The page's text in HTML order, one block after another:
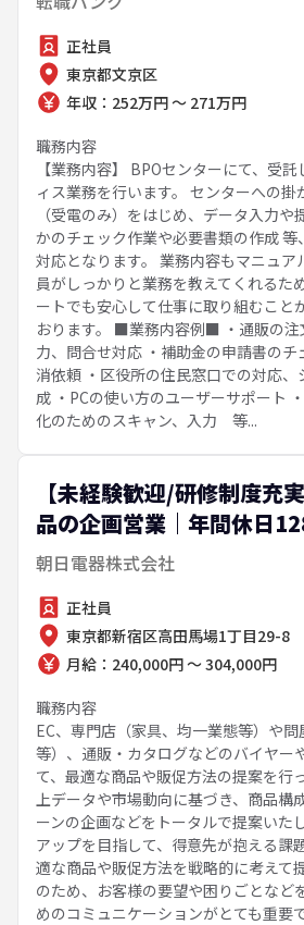
正社員
東京都文京区
年収：252万円 ～ 271万円
職務内容
【業務内容】 BPOセンターにて、受
ィス業務を行います。 センターへの掛
（受電のみ）をはじめ、データ入力
かのチェック作業や必要書類の作成
対応となります。 業務内容もマニュア
員がしっかりと業務を教えてくれるた
ートでも安心して仕事に取り組むこと
おります。 ■業務内容例■ ・通販の注
力、問合せ対応 ・補助金の申請書の
消依頼 ・区役所の住民窓口での対応
成 ・PCの使い方のユーザーサポート
化のためのスキャン、入力 等...
【未経験歓迎/研修制度充
品の企画営業｜年間休日
朝日電器株式会社
正社員
東京都新宿区高田馬場1丁目29-8
月給：240,000円 ～ 304,000円
職務内容
EC、専門店（家具、均一業態等）や
等）、通販・カタログなどのバイヤー
て、最適な商品や販促方法の提案を行
上データや市場動向に基づき、商品構
ーンの企画などをトータルで提案いた
アップを目指して、得意先が抱える課
適な商品や販促方法を戦略的に考えて
のため、お客様の要望や困りごとなど
めのコミュニケーションがとても重要